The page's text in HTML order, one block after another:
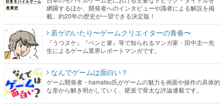
網羅するほか、開発者へのインタビューや識者による解説を掲
載。約20年の歴史が一望できる決定版！
若ゲのいたり〜ゲームクリエイターの青春〜
『うつヌケ』『ペンと箸』等で知られるマンガ家・田中圭一先
生によるゲーム業界レポートマンガです。
なんでゲームは面白い？
ゲーム開発者・hamatsu氏がゲームの魅力を画面や操作の具体的
な形から解き明かしていく、硬派で骨太な評論連載です。